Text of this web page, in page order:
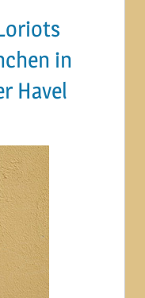
in
Havel